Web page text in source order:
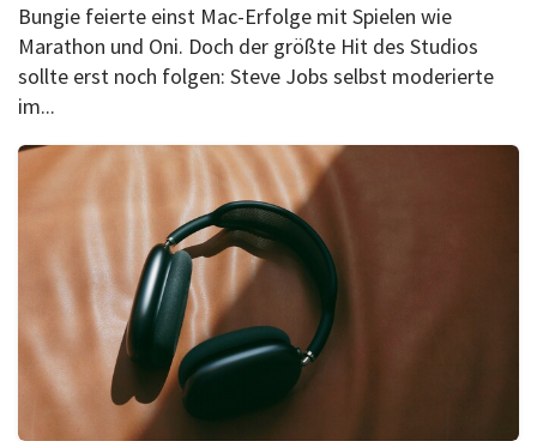
Bungie feierte einst Mac-Erfolge mit Spielen wie
Marathon und Oni. Doch der größte Hit des Studios
sollte erst noch folgen: Steve Jobs selbst moderierte
im...